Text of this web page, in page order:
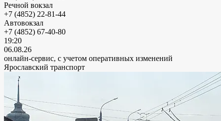
Речной вокзал
+7 (4852) 22-81-44
Автовокзал
+7 (4852) 67-40-80
19:20
06.08.26
онлайн-сервис, с учетом оперативных изменений
Ярославский транспорт